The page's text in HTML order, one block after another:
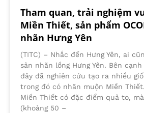
Tham quan, trải nghiệm
Miền Thiết, sản phẩm
nhãn Hưng Yên
(TITC) – Nhắc đến Hưng Yên, ai
sản nhãn lồng Hưng Yên. Bên
đây đã nghiên cứu tạo ra nhiều
trong đó có nhãn muộn Miền
Miền Thiết có đặc điểm quả to,
(khoảng 50 –